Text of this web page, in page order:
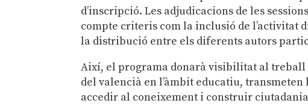
d’inscripció. Les adjudicacions de les
compte criteris com la inclusió de
la distribució entre els diferents autors
Així, el programa donarà visibilitat al
del valencià en l’àmbit educatiu,
accedir al coneixement i construir